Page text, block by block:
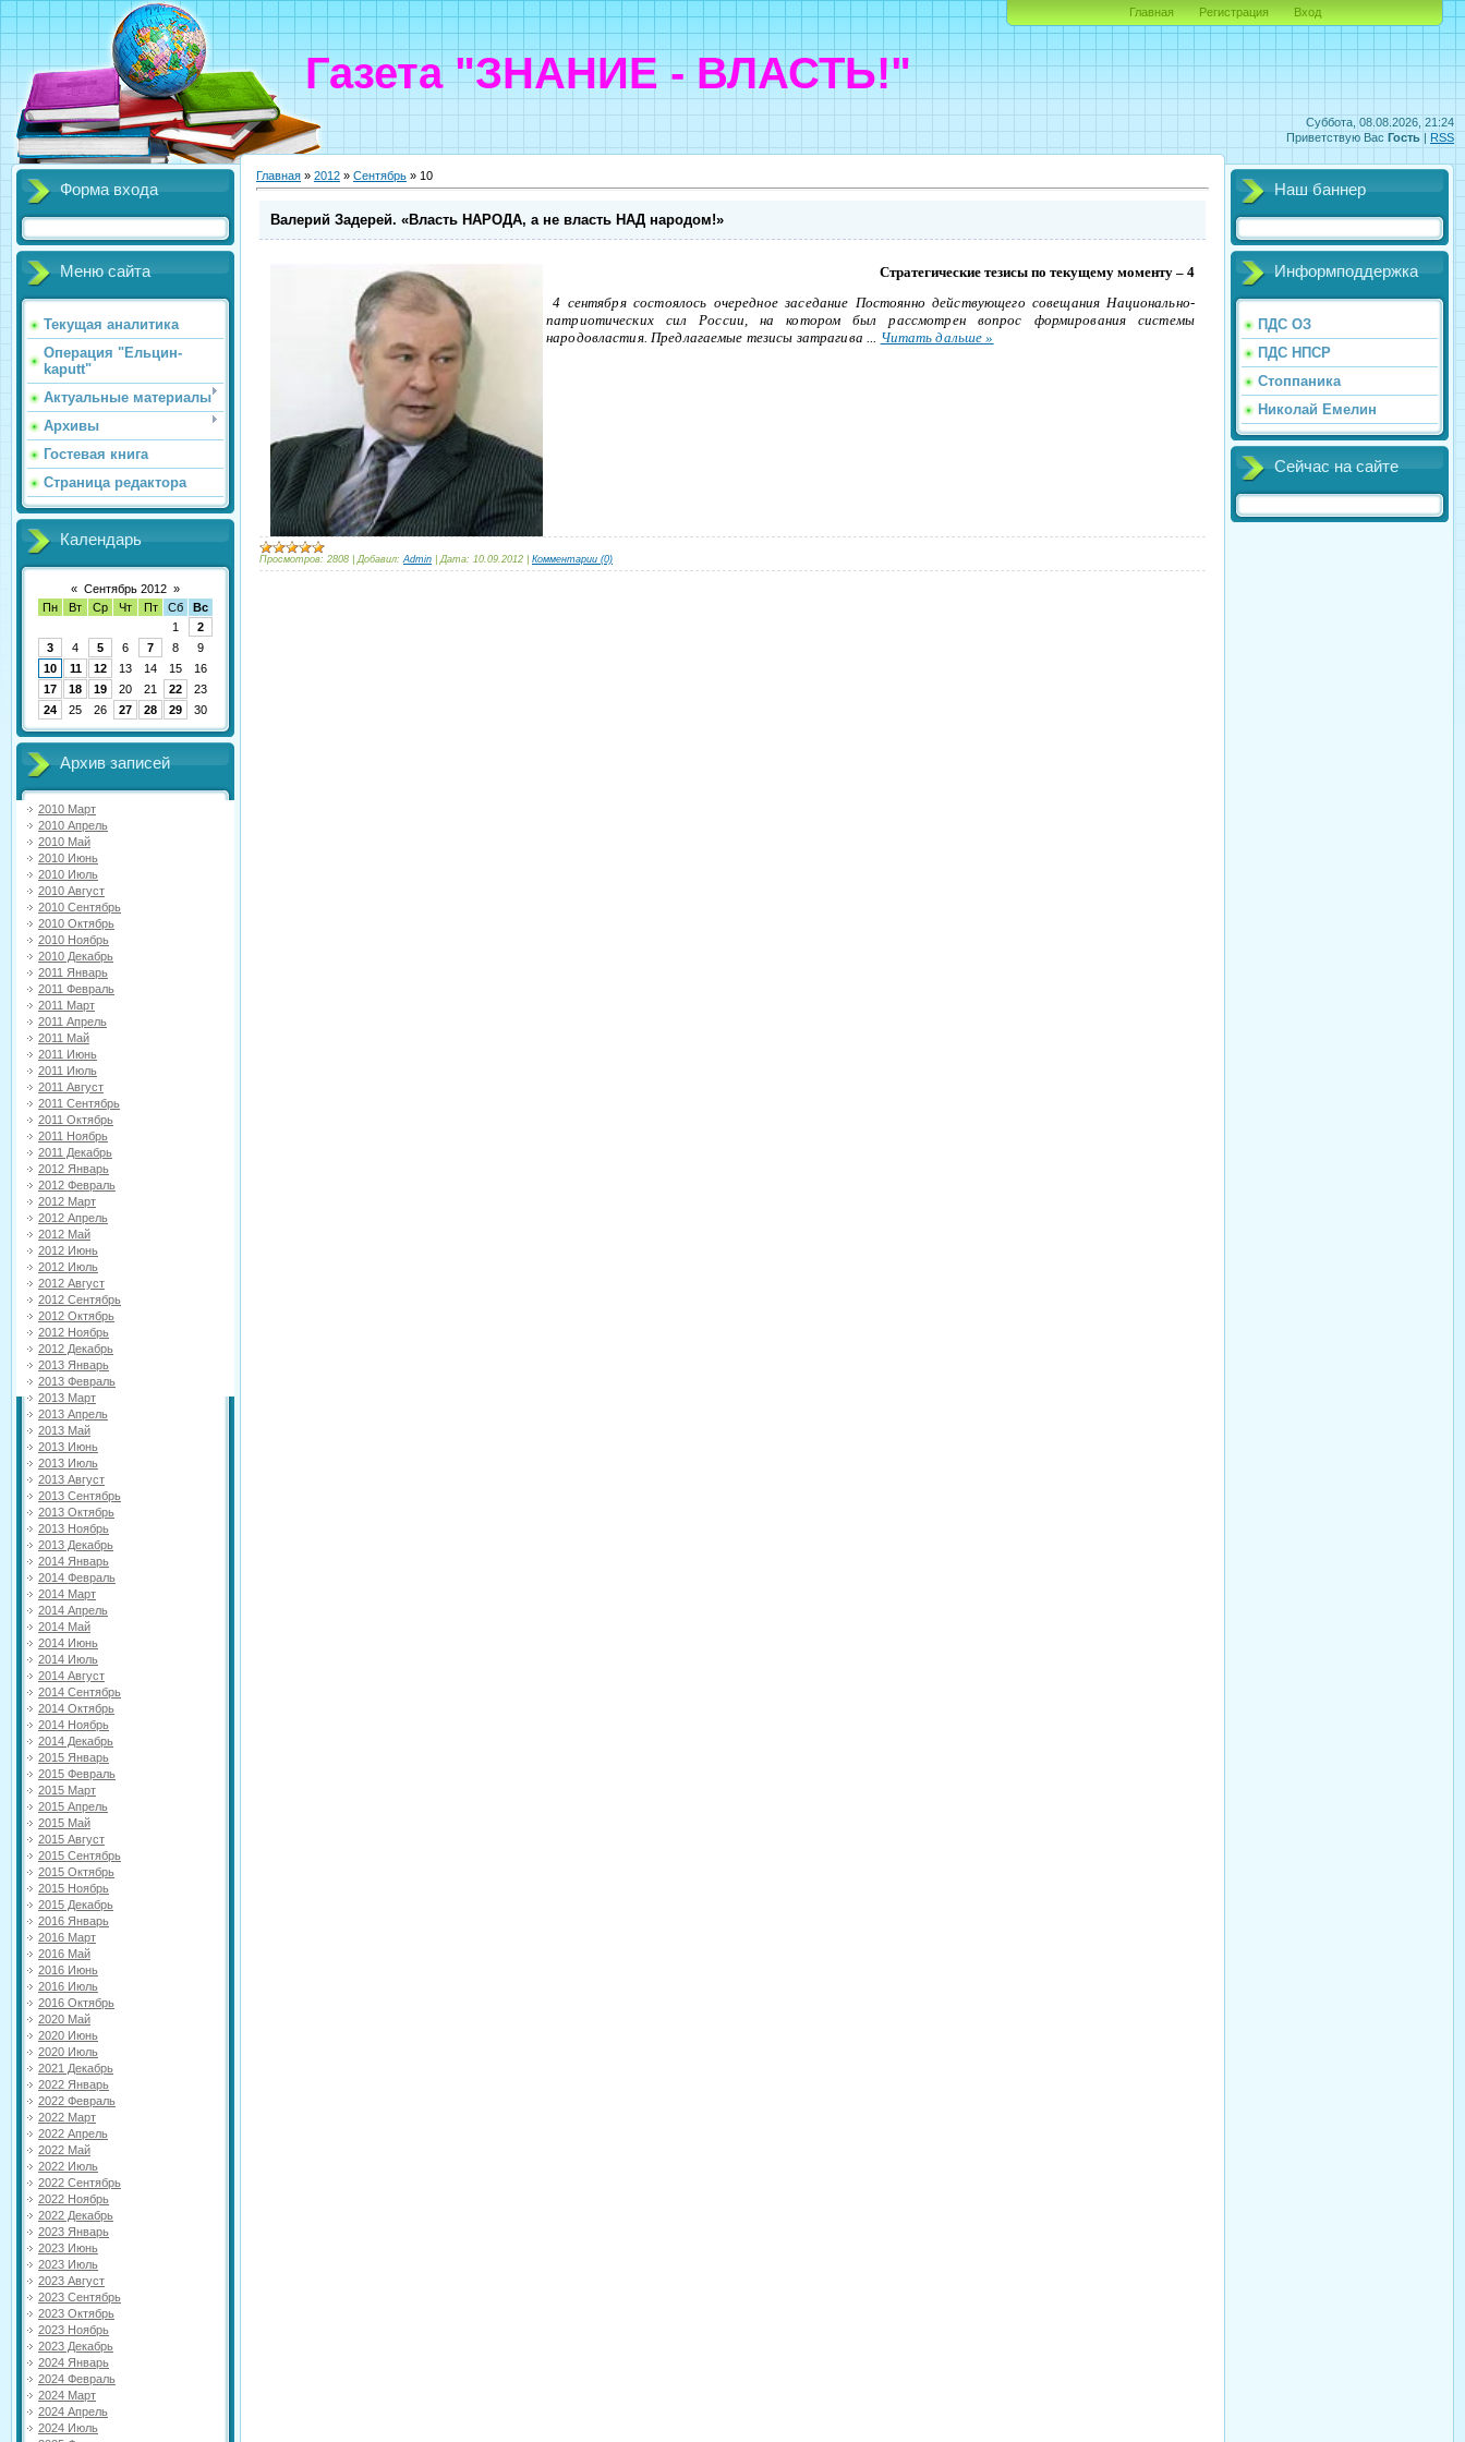
Суббота, 08.08.2026, 21:24
Приветствую Вас Гость | RSS
Газета "ЗНАНИЕ - ВЛАСТЬ!"
Главная Регистрация Вход
Форма входа
Меню сайта
Текущая аналитика
Операция "Ельцин-
kaputt"
Актуальные материалы
Архивы
Гостевая книга
Страница редактора
Календарь
« Сентябрь 2012 »
Пн
Вт Ср Чт Пт Сб
Вс
1
2
3
4 5 6 7 8
9
10
11 12 13 14 15
16
17
18 19 20 21 22
23
24
25 26 27 28 29 30
Архив записей
2010 Март
2010 Апрель
2010 Май
2010 Июнь
2010 Июль
2010 Август
2010 Сентябрь
2010 Октябрь
2010 Ноябрь
2010 Декабрь
2011 Январь
2011 Февраль
2011 Март
2011 Апрель
2011 Май
2011 Июнь
2011 Июль
2011 Август
2011 Сентябрь
2011 Октябрь
2011 Ноябрь
2011 Декабрь
2012 Январь
2012 Февраль
2012 Март
2012 Апрель
2012 Май
2012 Июнь
2012 Июль
2012 Август
2012 Сентябрь
2012 Октябрь
2012 Ноябрь
2012 Декабрь
2013 Январь
2013 Февраль
2013 Март
2013 Апрель
2013 Май
2013 Июнь
2013 Июль
2013 Август
2013 Сентябрь
2013 Октябрь
2013 Ноябрь
2013 Декабрь
2014 Январь
2014 Февраль
2014 Март
2014 Апрель
2014 Май
2014 Июнь
2014 Июль
2014 Август
2014 Сентябрь
2014 Октябрь
2014 Ноябрь
2014 Декабрь
2015 Январь
2015 Февраль
2015 Март
2015 Апрель
2015 Май
2015 Август
2015 Сентябрь
2015 Октябрь
2015 Ноябрь
2015 Декабрь
2016 Январь
2016 Март
2016 Май
2016 Июнь
2016 Июль
2016 Октябрь
2020 Май
2020 Июнь
2020 Июль
2021 Декабрь
2022 Январь
2022 Февраль
2022 Март
2022 Апрель
2022 Май
2022 Июль
2022 Сентябрь
2022 Ноябрь
2022 Декабрь
2023 Январь
2023 Июнь
2023 Июль
2023 Август
2023 Сентябрь
2023 Октябрь
2023 Ноябрь
2023 Декабрь
2024 Январь
2024 Февраль
2024 Март
2024 Апрель
2024 Июль
Главная » 2012 » Сентябрь » 10
Валерий Задерей. «Власть НАРОДА, а не власть НАД народом!»
Стратегические тезисы по текущему моменту – 4
4 сентября состоялось очередное заседание Постоянно действующего совещания Национально-
патриотических сил России, на котором был рассмотрен вопрос формирования системы
народовластия. Предлагаемые тезисы затрагива
Читать дальше »
Просмотров: 2808 Добавил: Admin Дата: 10.09.2012 Комментарии (0)
Наш баннер
Информподдержка
ПДС ОЗ
ПДС НПСР
Стоппаника
Николай Емелин
Сейчас на сайте